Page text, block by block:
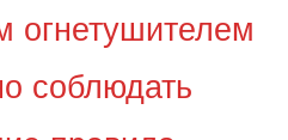
огнетушителем
соблюдать